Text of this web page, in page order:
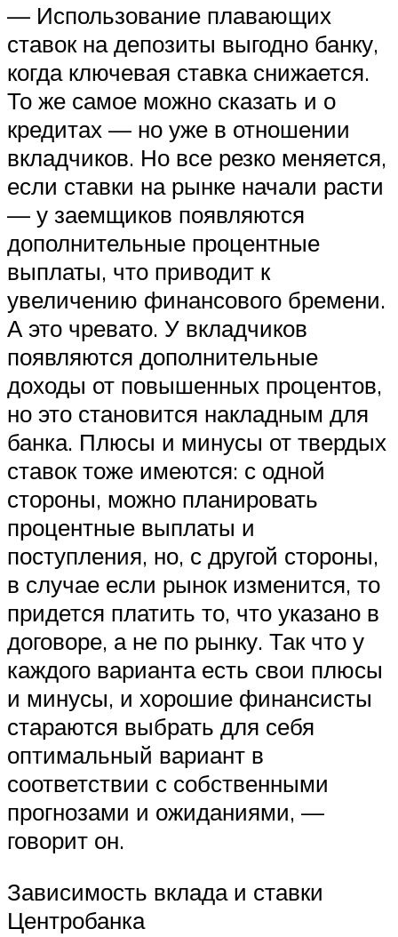
— Использование плавающих
ставок на депозиты выгодно банку,
когда ключевая ставка снижается.
То же самое можно сказать и о
кредитах — но уже в отношении
вкладчиков. Но все резко меняется,
если ставки на рынке начали расти
— у заемщиков появляются
дополнительные процентные
выплаты, что приводит к
увеличению финансового бремени.
А это чревато. У вкладчиков
появляются дополнительные
доходы от повышенных процентов,
но это становится накладным для
банка. Плюсы и минусы от твердых
ставок тоже имеются: с одной
стороны, можно планировать
процентные выплаты и
поступления, но, с другой стороны,
в случае если рынок изменится, то
придется платить то, что указано в
договоре, а не по рынку. Так что у
каждого варианта есть свои плюсы
и минусы, и хорошие финансисты
стараются выбрать для себя
оптимальный вариант в
соответствии с собственными
прогнозами и ожиданиями, —
говорит он.
Зависимость вклада и ставки
Центробанка